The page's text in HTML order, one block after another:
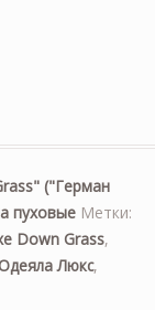
("Герман
пуховые Метки:
Down Grass,
Одеяла Люкс,